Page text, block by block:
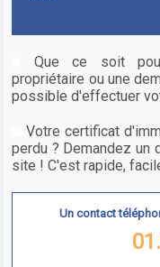
Que ce soit
propriétaire ou une
possible d'effectuer
Votre certificat
perdu ? Demandez un
site ! C'est rapide,
Un contact